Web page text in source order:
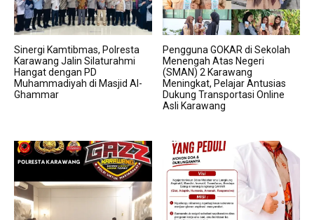
Sinergi Kamtibmas, Polresta
Karawang Jalin Silaturahmi
Hangat dengan PD
Muhammadiyah di Masjid Al-
Ghammar
Pengguna GOKAR di Sekolah
Menengah Atas Negeri
(SMAN) 2 Karawang
Meningkat, Pelajar Antusias
Dukung Transportasi Online
Asli Karawang